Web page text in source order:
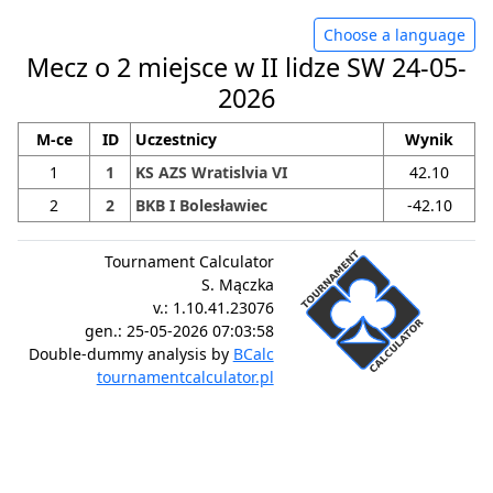
Choose a language
Mecz o 2 miejsce w II lidze SW 24-05-
2026
M-ce ID Uczestnicy
Wynik
1
1 KS AZS Wratislvia VI
42.10
2
2 BKB I Bolesławiec -42.10
Tournament Calculator
S. Mączka
v.: 1.10.41.23076
gen.: 25-05-2026 07:03:58
Double-dummy analysis by BCalc
tournamentcalculator.pl